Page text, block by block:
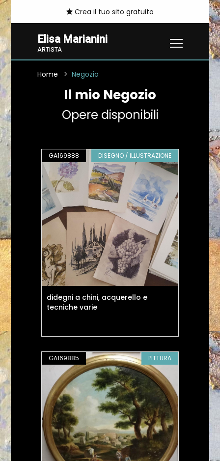
Crea il tuo sito gratuito
Elisa Marianini
ARTISTA
Home Negozio
Il mio Negozio
Opere disponibili
GA169888 DISEGNO / ILLUSTRAZIONE
didegni a chini, acquerello e
tecniche varie
GA169885 PITTURA